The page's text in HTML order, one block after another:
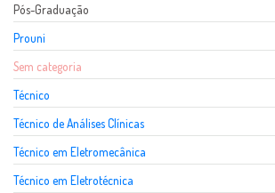
Pós-Graduação
Prouni
Sem categoria
Técnico
Técnico de Análises Clínicas
Técnico em Eletromecânica
Técnico em Eletrotécnica